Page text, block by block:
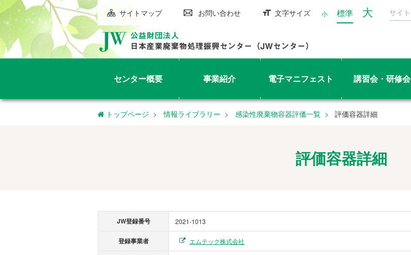
サイトマップ お問い合わせ 文字サイズ 小 標準 大
センター概要 事業紹介 電子マニフェスト 講習会・研修会
トップページ 情報ライブラリー 感染性廃棄物容器評価一覧 評価容器詳細
評価容器詳細
JW登録番号 2021-1013
登録事業者 エムテック株式会社